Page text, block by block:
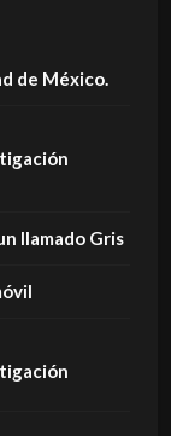
de México.
llamado Gris